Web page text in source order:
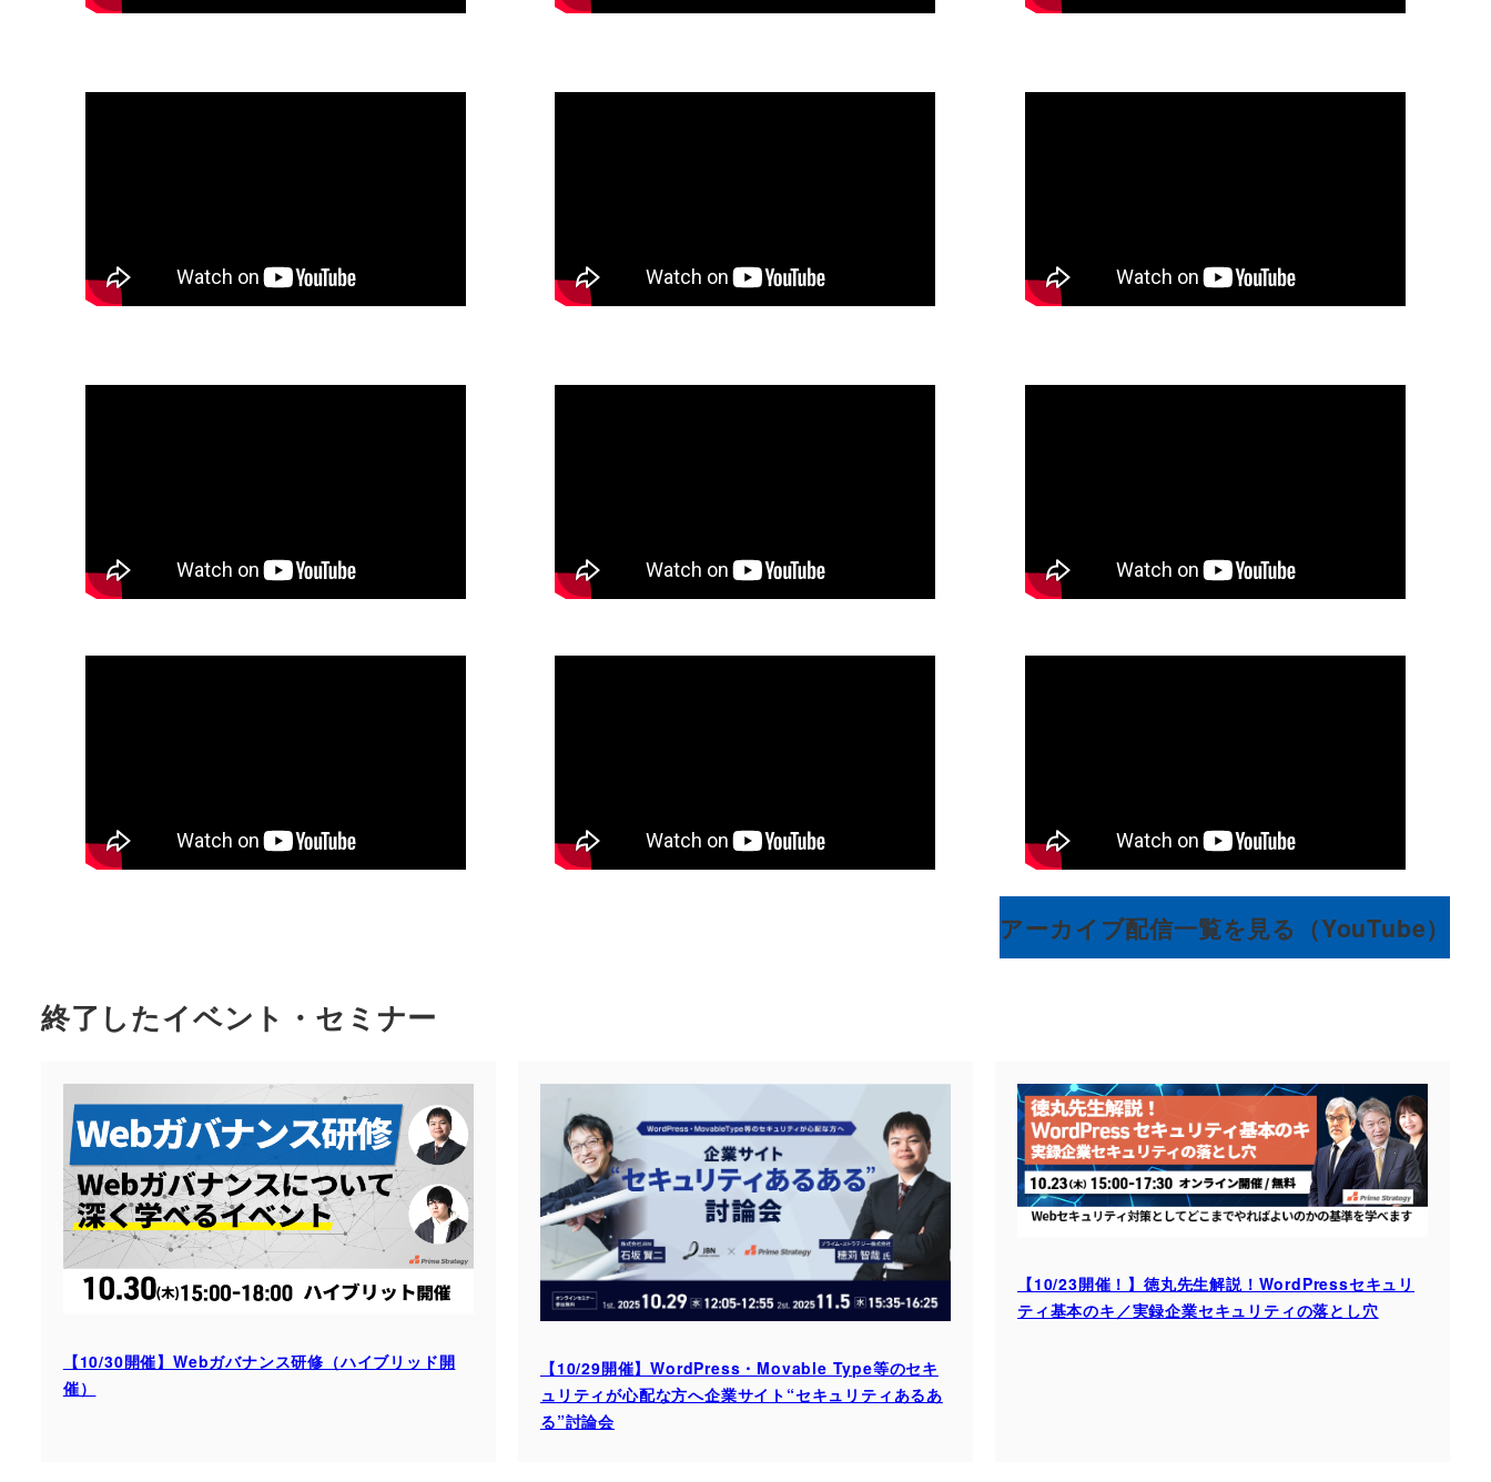
アーカイブ配信一覧を見る（YouTube）
終了したイベント・セミナー
【10/30開催】Webガバナンス研修（ハイブリッド開
催）
【10/29開催】WordPress・Movable Type等のセキ
ュリティが心配な方へ企業サイト“セキュリティあるあ
る”討論会
【10/23開催！】徳丸先生解説！WordPressセキュリ
ティ基本のキ／実録企業セキュリティの落とし穴